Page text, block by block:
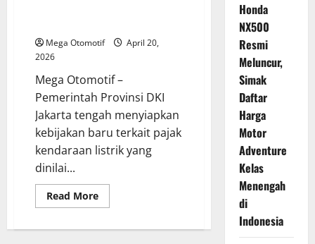
Mega Otomotif
April 20,
2026
Mega Otomotif –
Pemerintah Provinsi DKI
Jakarta tengah menyiapkan
kebijakan baru terkait pajak
kendaraan listrik yang
dinilai...
Read MoreRead
more
Jakarta
Honda
NX500
Resmi
Meluncur,
Simak
Daftar
Harga
Motor
Adventure
Kelas
Menengah
di
Indonesia